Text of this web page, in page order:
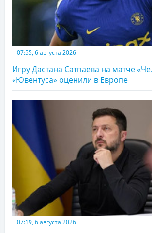
07:55, 6 августа 2026
Игру Дастана Сатпаева на матче
«Ювентуса» оценили в Европе
07:19, 6 августа 2026